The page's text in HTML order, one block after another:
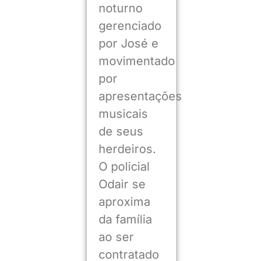
noturno
gerenciado
por José e
movimentado
por
apresentações
musicais
de seus
herdeiros.
O policial
Odair se
aproxima
da família
ao ser
contratado